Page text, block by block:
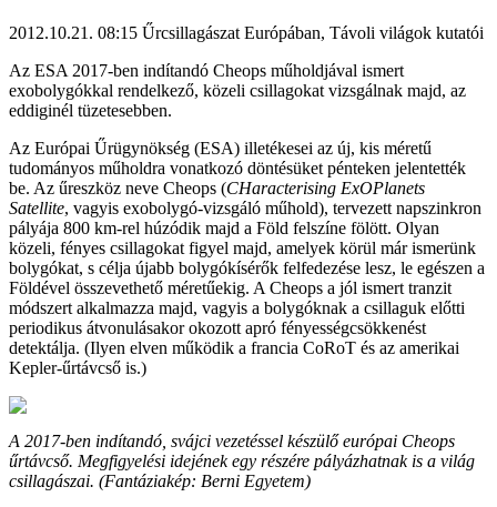
2012.10.21. 08:15 Űrcsillagászat Európában, Távoli világok kutatói
Az ESA 2017-ben indítandó Cheops műholdjával ismert
exobolygókkal rendelkező, közeli csillagokat vizsgálnak majd, az
eddiginél tüzetesebben.
Az Európai Űrügynökség (ESA) illetékesei az új, kis méretű
tudományos műholdra vonatkozó döntésüket pénteken jelentették
be. Az űreszköz neve Cheops (CHaracterising ExOPlanets
Satellite, vagyis exobolygó-vizsgáló műhold), tervezett napszinkron
pályája 800 km-rel húzódik majd a Föld felszíne fölött. Olyan
közeli, fényes csillagokat figyel majd, amelyek körül már ismerünk
bolygókat, s célja újabb bolygókísérők felfedezése lesz, le egészen a
Földével összevethető méretűekig. A Cheops a jól ismert tranzit
módszert alkalmazza majd, vagyis a bolygóknak a csillaguk előtti
periodikus átvonulásakor okozott apró fényességcsökkenést
detektálja. (Ilyen elven működik a francia CoRoT és az amerikai
Kepler-űrtávcső is.)
A 2017-ben indítandó, svájci vezetéssel készülő európai Cheops
űrtávcső. Megfigyelési idejének egy részére pályázhatnak is a világ
csillagászai. (Fantáziakép: Berni Egyetem)